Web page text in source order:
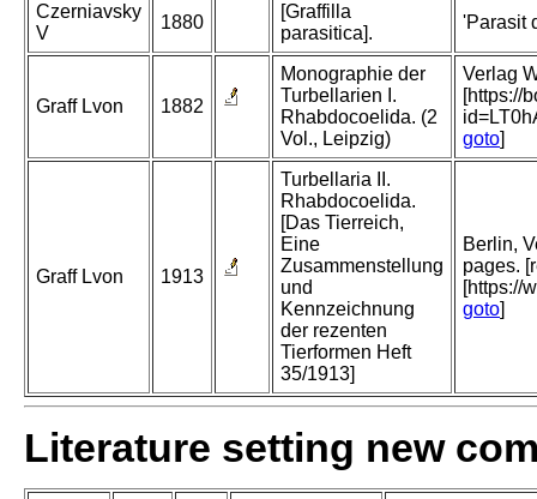
Czerniavsky
V
1880
[Graffilla
parasitica].
'Parasit
Graff Lvon 1882
Monographie der
Turbellarien I.
Rhabdocoelida. (2
Vol., Leipzig)
Verlag
[https://
goto]
Graff Lvon 1913
Turbellaria II.
Rhabdocoelida.
[Das Tierreich,
Eine
Zusammenstellung
und
Kennzeichnung
der rezenten
Tierformen Heft
35/1913]
Berlin,
pages.
[https://
goto]
Literature setting new